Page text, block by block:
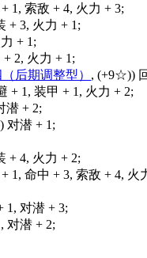
1, 索敌 + 4, 火力 + 3;
+ 3, 火力 + 1;
+ 1;
2, 火力 + 1;
后期调整型） , (+9☆))
+ 1, 装甲 + 1, 火力 + 2;
潜 + 2;
对潜 + 1;
+ 4, 火力 + 2;
1, 命中 + 3, 索敌 + 4, 火
1, 对潜 + 3;
对潜 + 2;